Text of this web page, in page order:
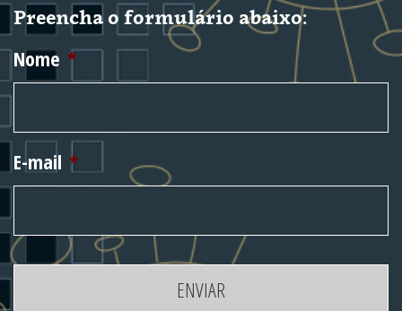
Preencha o formulário abaixo:
Nome *
E-mail *